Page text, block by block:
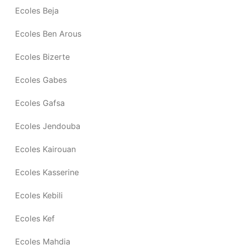
Ecoles Beja
Ecoles Ben Arous
Ecoles Bizerte
Ecoles Gabes
Ecoles Gafsa
Ecoles Jendouba
Ecoles Kairouan
Ecoles Kasserine
Ecoles Kebili
Ecoles Kef
Ecoles Mahdia